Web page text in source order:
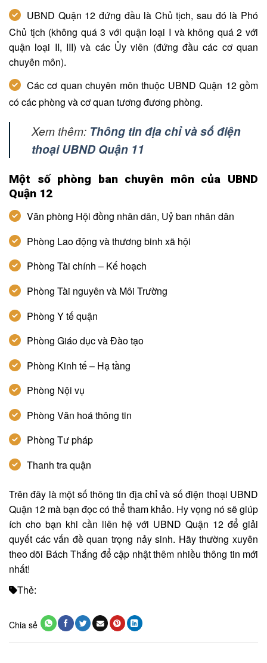
UBND Quận 12 đứng đầu là Chủ tịch, sau đó là Phó
Chủ tịch (không quá 3 với quận loại I và không quá 2 với
quận loại II, III) và các Ủy viên (đứng đầu các cơ quan
chuyên môn).
Các cơ quan chuyên môn thuộc UBND Quận 12 gồm
có các phòng và cơ quan tương đương phòng.
Xem thêm: Thông tin địa chỉ và số điện
thoại UBND Quận 11
Một số phòng ban chuyên môn của UBND
Quận 12
Văn phòng Hội đồng nhân dân, Uỷ ban nhân dân
Phòng Lao động và thương binh xã hội
Phòng Tài chính – Kế hoạch
Phòng Tài nguyên và Môi Trường
Phòng Y tế quận
Phòng Giáo dục và Đào tạo
Phòng Kinh tế – Hạ tầng
Phòng Nội vụ
Phòng Văn hoá thông tin
Phòng Tư pháp
Thanh tra quận
Trên đây là một số thông tin địa chỉ và số điện thoại UBND
Quận 12 mà bạn đọc có thể tham khảo. Hy vọng nó sẽ giúp
ích cho bạn khi cần liên hệ với UBND Quận 12 để giải
quyết các vấn đề quan trọng nảy sinh. Hãy thường xuyên
theo dõi Bách Thắng để cập nhật thêm nhiều thông tin mới
nhất!
Thẻ:
Chia sẻ